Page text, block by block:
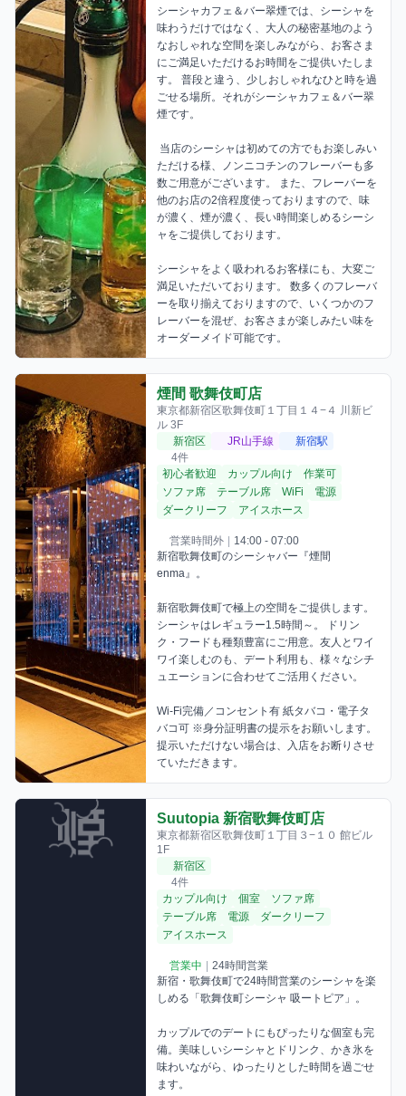
シーシャカフェ＆バー翠煙では、シーシャを
味わうだけではなく、大人の秘密基地のよう
なおしゃれな空間を楽しみながら、お客さま
にご満足いただけるお時間をご提供いたしま
す。 普段と違う、少しおしゃれなひと時を過
ごせる場所。それがシーシャカフェ＆バー翠
煙です。
ただける様、ノンニコチンのフレーバーも多
数ご用意がございます。 また、フレーバーを
他のお店の2倍程度使っておりますので、味
が濃く、煙が濃く、長い時間楽しめるシーシ
ャをご提供しております。
シーシャをよく吸われるお客様にも、大変ご
満足いただいております。 数多くのフレーバ
ーを取り揃えておりますので、いくつかのフ
レーバーを混ぜ、お客さまが楽しみたい味を
オーダーメイド可能です。
煙間 歌舞伎町店
東京都新宿区歌舞伎町１丁目１４−４ 川新ビ
ル 3F
新宿区
JR山手線
新宿駅
4件
初心者歓迎
カップル向け
作業可
ソファ席
テーブル席 WiFi
電源
ダークリーフ
アイスホース
営業時間外 | 14:00 - 07:00
新宿歌舞伎町のシーシャバー『煙間
enma』。
新宿歌舞伎町で極上の空間をご提供します。
シーシャはレギュラー1.5時間～。 ドリン
ク・フードも種類豊富にご用意。友人とワイ
ワイ楽しむのも、デート利用も、様々なシチ
ュエーションに合わせてご活用ください。
Wi-Fi完備／コンセント有 紙タバコ・電子タ
バコ可 ※身分証明書の提示をお願いします。
提示いただけない場合は、入店をお断りさせ
ていただきます。
Suutopia 新宿歌舞伎町店
東京都新宿区歌舞伎町１丁目３−１０ 館ビル
1F
新宿区
4件
カップル向け
個室
ソファ席
テーブル席
電源
ダークリーフ
アイスホース
営業中 | 24時間営業
新宿・歌舞伎町で24時間営業のシーシャを楽
しめる「歌舞伎町シーシャ 吸ートピア」。
カップルでのデートにもぴったりな個室も完
備。美味しいシーシャとドリンク、かき氷を
味わいながら、ゆったりとした時間を過ごせ
ます。